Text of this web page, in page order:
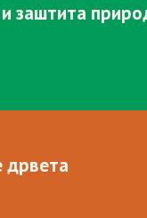
заштита
дрвета